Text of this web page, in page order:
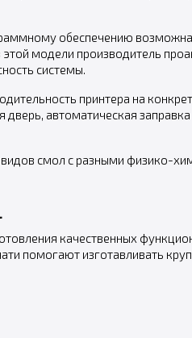
обеспечению
модели производитель
системы.
принтера на
автоматическая
смол с разными физико-
качественных
помогают изготавливать